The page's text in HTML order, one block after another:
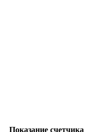
Показание счетчика